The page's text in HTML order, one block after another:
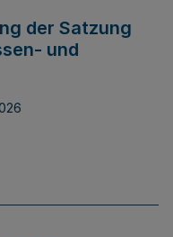
der Satzung
und